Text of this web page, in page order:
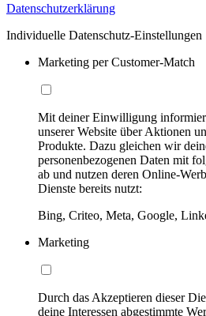
Datenschutzerklärung
Individuelle Datenschutz-Einstellungen
Marketing per Customer-Match
Mit deiner Einwilligung
unserer Website über Aktionen
Produkte. Dazu gleichen wir
personenbezogenen Daten mit
ab und nutzen deren Online-
Dienste bereits nutzt:
Bing, Criteo, Meta, Google,
Marketing
Durch das Akzeptieren dieser
deine Interessen abgestimmte